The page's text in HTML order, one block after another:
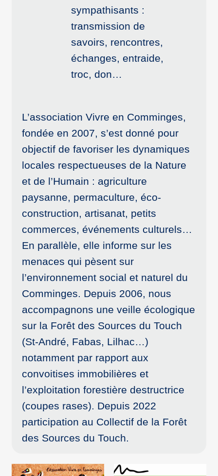
sympathisants :
transmission de
savoirs, rencontres,
échanges, entraide,
troc, don…
L’association Vivre en Comminges,
fondée en 2007, s’est donné pour
objectif de favoriser les dynamiques
locales respectueuses de la Nature
et de l’Humain : agriculture
paysanne, permaculture, éco-
construction, artisanat, petits
commerces, événements culturels…
En parallèle, elle informe sur les
menaces qui pèsent sur
l’environnement social et naturel du
Comminges. Depuis 2006, nous
accompagnons une veille écologique
sur la Forêt des Sources du Touch
(St-André, Fabas, Lilhac…)
notamment par rapport aux
convoitises immobilières et
l’exploitation forestière destructrice
(coupes rases). Depuis 2022
participation au Collectif de la Forêt
des Sources du Touch.